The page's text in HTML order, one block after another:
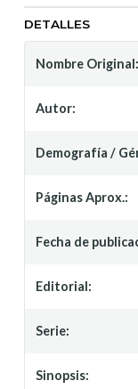
DETALLES
Nombre Original:
Autor:
Demografía /
Páginas Aprox.:
Fecha de
Editorial:
Serie:
Sinopsis: